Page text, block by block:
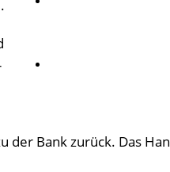
der Bank zurück. Das